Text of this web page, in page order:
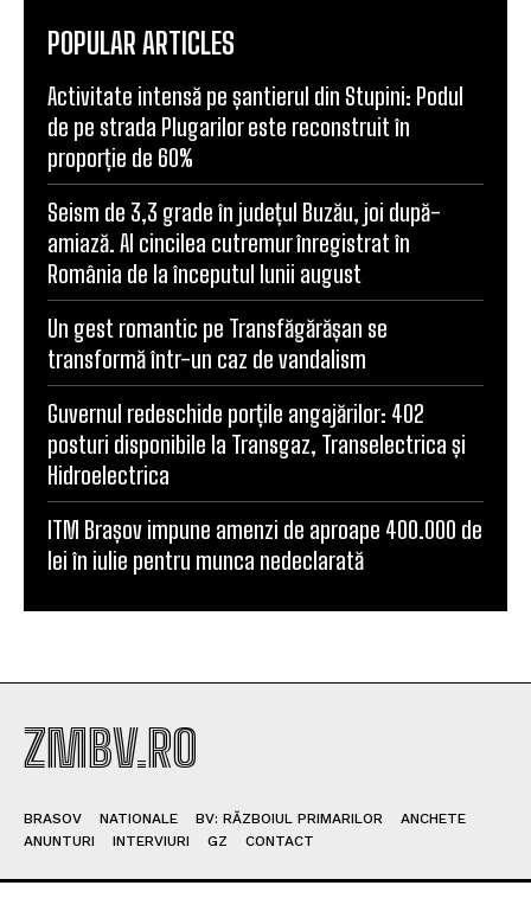
POPULAR ARTICLES
Activitate intensă pe șantierul din Stupini: Podul
de pe strada Plugarilor este reconstruit în
proporție de 60%
Seism de 3,3 grade în județul Buzău, joi după-
amiază. Al cincilea cutremur înregistrat în
România de la începutul lunii august
Un gest romantic pe Transfăgărășan se
transformă într-un caz de vandalism
Guvernul redeschide porțile angajărilor: 402
posturi disponibile la Transgaz, Transelectrica și
Hidroelectrica
ITM Brașov impune amenzi de aproape 400.000 de
lei în iulie pentru munca nedeclarată
ZMBV.RO
BRASOV NATIONALE BV: RĂZBOIUL PRIMARILOR
ANCHETE
ANUNTURI
INTERVIURI GZ CONTACT